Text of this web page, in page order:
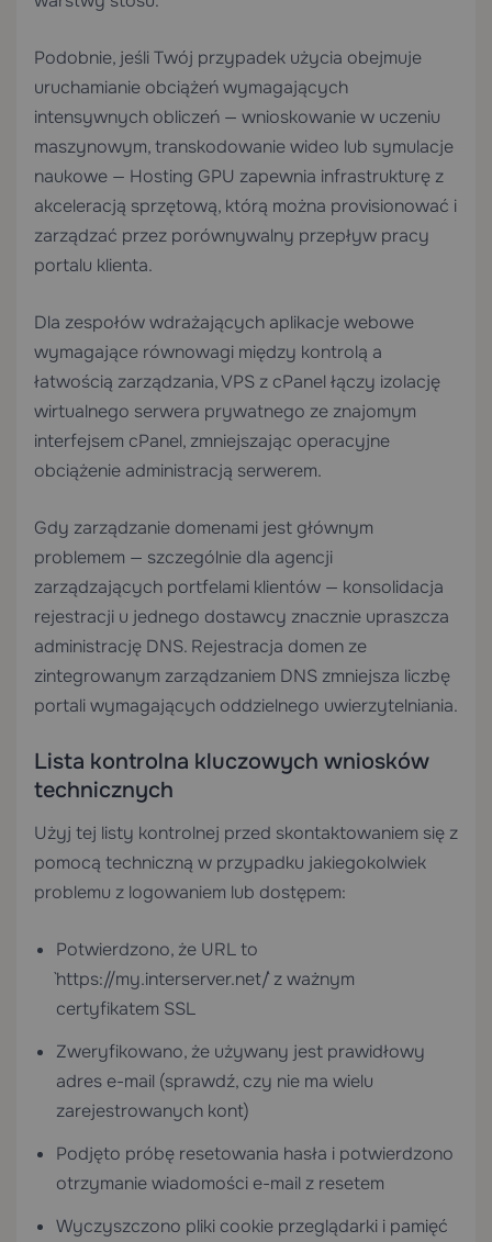
Podobnie, jeśli Twój przypadek użycia obejmuje
uruchamianie obciążeń wymagających
intensywnych obliczeń — wnioskowanie w uczeniu
maszynowym, transkodowanie wideo lub symulacje
naukowe — Hosting GPU zapewnia infrastrukturę z
akceleracją sprzętową, którą można provisionować i
zarządzać przez porównywalny przepływ pracy
portalu klienta.
Dla zespołów wdrażających aplikacje webowe
wymagające równowagi między kontrolą a
łatwością zarządzania,VPS z cPanel łączy izolację
wirtualnego serwera prywatnego ze znajomym
interfejsem cPanel, zmniejszając operacyjne
obciążenie administracją serwerem.
Gdy zarządzanie domenami jest głównym
problemem — szczególnie dla agencji
zarządzających portfelami klientów — konsolidacja
rejestracji u jednego dostawcy znacznie upraszcza
administrację DNS. Rejestracja domen ze
zintegrowanym zarządzaniem DNS zmniejsza liczbę
portali wymagających oddzielnego uwierzytelniania.
Lista kontrolna kluczowych wniosków
technicznych
Użyj tej listy kontrolnej przed skontaktowaniem się z
pomocą techniczną w przypadku jakiegokolwiek
problemu z logowaniem lub dostępem:
Potwierdzono, że URL to
`https://my.interserver.net/` z ważnym
certyfikatem SSL
Zweryfikowano, że używany jest prawidłowy
adres e-mail (sprawdź, czy nie ma wielu
zarejestrowanych kont)
Podjęto próbę resetowania hasła i potwierdzono
otrzymanie wiadomości e-mail z resetem
Wyczyszczono pliki cookie przeglądarki i pamięć